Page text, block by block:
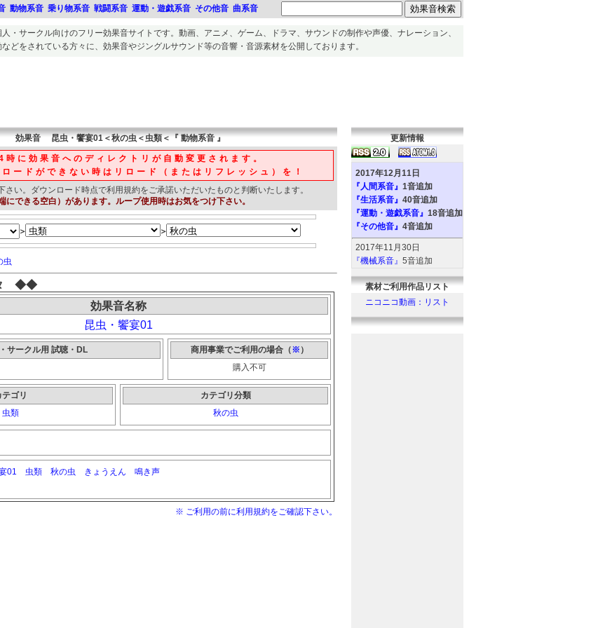
人・サークル向けのフリー効果音サイトです。 動画、アニメ、ゲーム、ドラマ、サウンドの制作や声優、ナレーション、
などをされている方々に、 効果音やジングルサウンド等の音響・音源素材を公開しております。
効果音昆虫・饗宴01＜秋の虫＜虫類＜『 動物系音 』
時に効果音へのディレクトリが自動変更されます。
ードができない時はリロード（またはリフレッシュ）を！
さい。 ダウンロード時点で利用規約をご承諾いただいたものと判断いたします。
にできる空白）があります。ループ使用時はお気をつけ下さい。
＞ ＞
虫
◆◆
効果音名称
昆虫・饗宴01
サークル用 試聴・DL 商用事業でご利用の場合（※ ）
購入不可
テゴリ
虫類
カテゴリ分類
秋の虫
01 虫類 秋の虫 きょうえん 鳴き声
※ ご利用の前に利用規約をご確認下さい。
更新情報
2017年12月11日
『人間系音』 1音追加
『生活系音』 40音追加
『運動・遊戯系音』 18音追加
『その他音』 4音追加
2017年11月30日
『機械系音』 5音追加
『人間系音』2音追加
『環境系音』6音追加
『動物系音』6音追加
素材ご利用作品リスト
ニコニコ動画：リスト
動物系音 乗り物系音 戦闘系音 運動・遊戯系音 その他音 曲系音